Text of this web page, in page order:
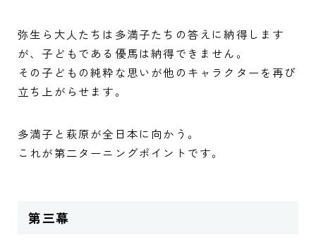
弥生ら大人たちは多満子たちの答えに納得します
が、子どもである優馬は納得できません。
その子どもの純粋な思いが他のキャラクターを再び
立ち上がらせます。
多満子と萩原が全日本に向かう。
これが第二ターニングポイントです。
第三幕